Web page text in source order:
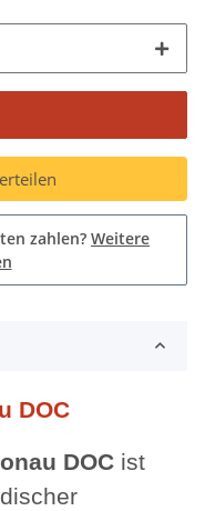
zahlen? Weitere
DOC
DOC ist